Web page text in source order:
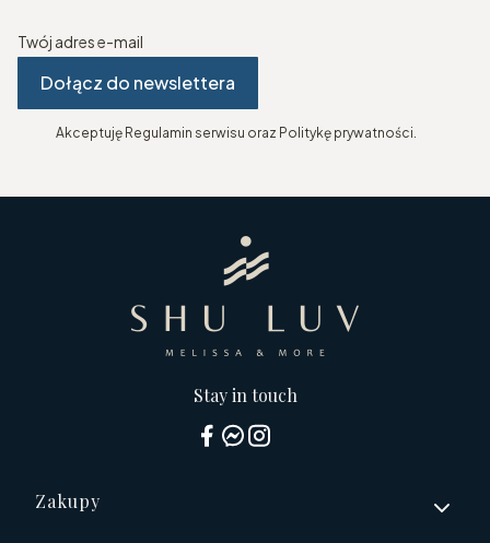
Twój adres e-mail
Dołącz do newslettera
Akceptuję Regulamin serwisu oraz Politykę prywatności.
Stay in touch
Linki w stopce
Zakupy